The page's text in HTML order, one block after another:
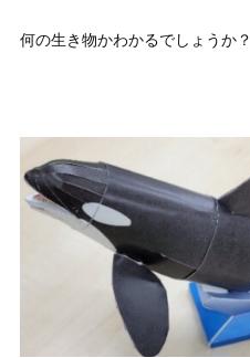
何の生き物かわかるでしょうか？